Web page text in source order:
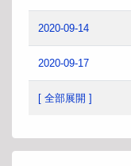
2020-09-14
2020-09-17
[ 全部展開 ]